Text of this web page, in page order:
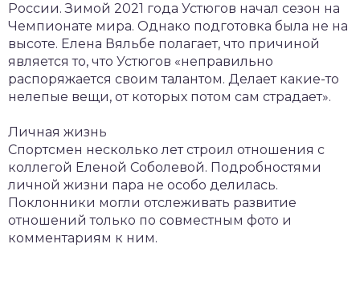
России. Зимой 2021 года Устюгов начал сезон на
Чемпионате мира. Однако подготовка была не на
высоте. Елена Вяльбе полагает, что причиной
является то, что Устюгов «неправильно
распоряжается своим талантом. Делает какие-то
нелепые вещи, от которых потом сам страдает».
Личная жизнь
Спортсмен несколько лет строил отношения с
коллегой Еленой Соболевой. Подробностями
личной жизни пара не особо делилась.
Поклонники могли отслеживать развитие
отношений только по совместным фото и
комментариям к ним.